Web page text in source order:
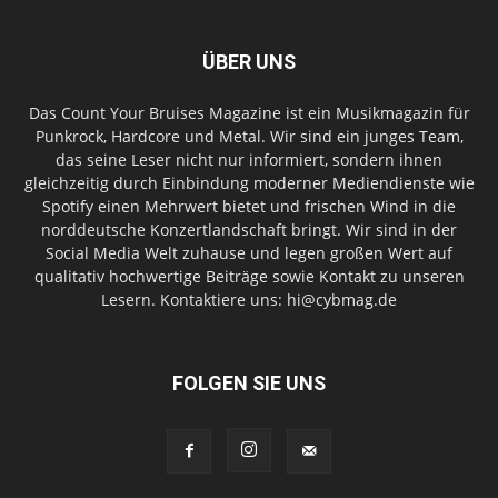
ÜBER UNS
Das Count Your Bruises Magazine ist ein Musikmagazin für
Punkrock, Hardcore und Metal. Wir sind ein junges Team,
das seine Leser nicht nur informiert, sondern ihnen
gleichzeitig durch Einbindung moderner Mediendienste wie
Spotify einen Mehrwert bietet und frischen Wind in die
norddeutsche Konzertlandschaft bringt. Wir sind in der
Social Media Welt zuhause und legen großen Wert auf
qualitativ hochwertige Beiträge sowie Kontakt zu unseren
Lesern. Kontaktiere uns: hi@cybmag.de
FOLGEN SIE UNS